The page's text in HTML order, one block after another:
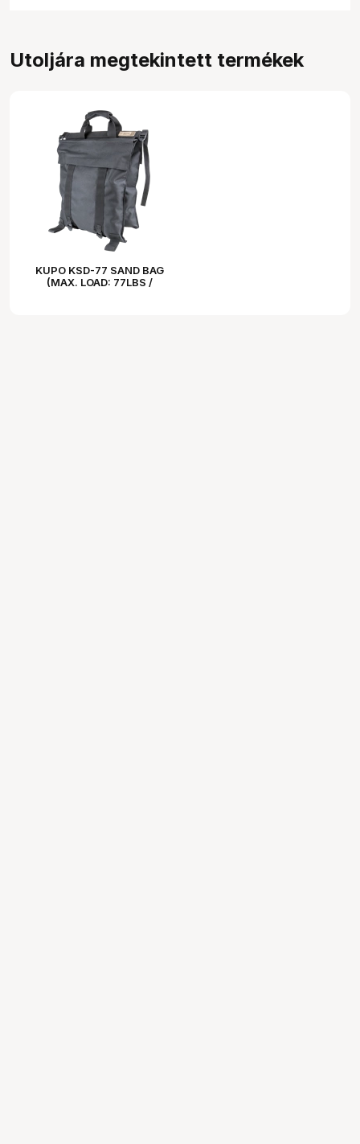
Utoljára megtekintett termékek
KUPO KSD-77 SAND BAG
(MAX. LOAD: 77LBS /